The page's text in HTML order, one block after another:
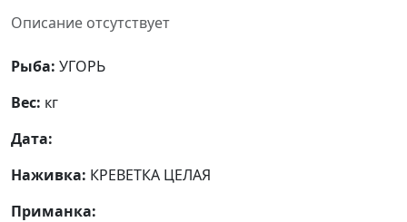
Описание отсутствует
Рыба: УГОРЬ
Вес: кг
Дата:
Наживка: КРЕВЕТКА ЦЕЛАЯ
Приманка: